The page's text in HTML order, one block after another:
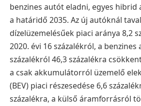
benzines autót eladni, egyes hibrid
a határidő 2035. Az új autóknál
dízelüzemelésűek piaci aránya 8,2
2020. évi 16 százalékról, a
százalékról 46,3 százalékra
a csak akkumulátorról üzemelő
(BEV) piaci részesedése 6,6
százalékra, a külső áramforrásról